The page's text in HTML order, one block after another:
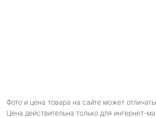
Фото и цена товара на сайте может
Цена действительна только для интернет-